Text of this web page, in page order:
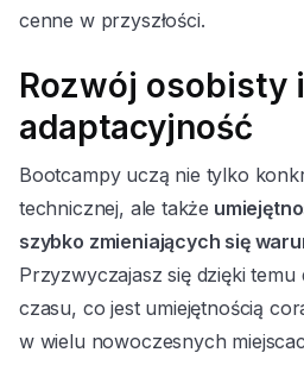
cenne w przyszłości.
Rozwój osobisty i
adaptacyjność
Bootcampy uczą nie tylko
technicznej, ale także
szybko zmieniających się
Przyzwyczajasz się dzięki
czasu, co jest umiejętnością
w wielu nowoczesnych